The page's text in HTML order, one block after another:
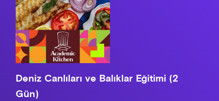
Deniz Canlıları ve Balıklar Eğitimi (2
Gün)